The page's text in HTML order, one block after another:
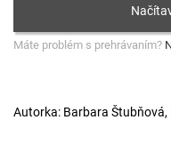
Máte problém s prehrávaním?
Autorka: Barbara Štubňová,